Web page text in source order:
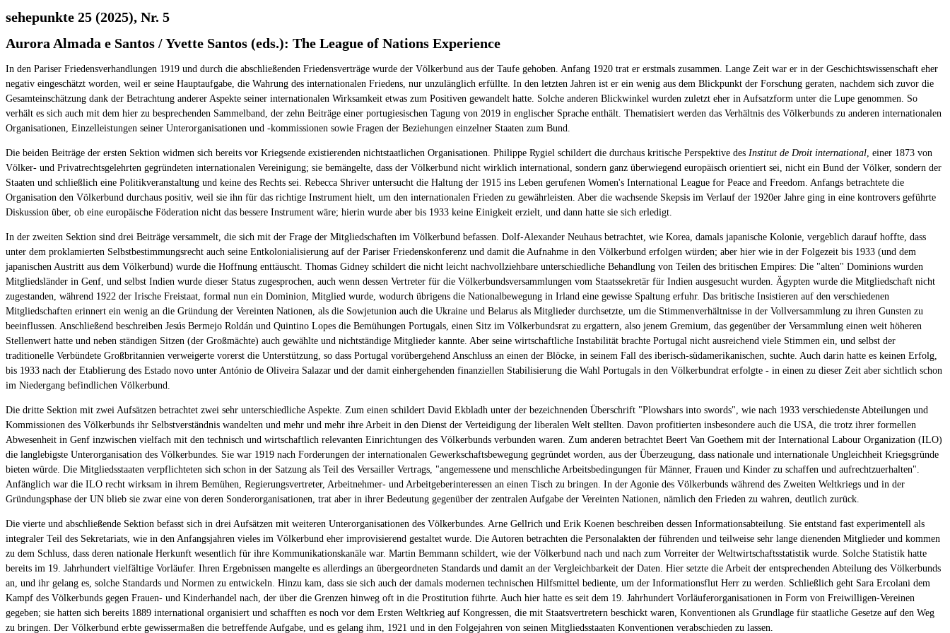
sehepunkte 25 (2025), Nr. 5
Aurora Almada e Santos / Yvette Santos (eds.): The League of Nations Experience
In den Pariser Friedensverhandlungen 1919 und durch die abschließenden Friedensverträge wurde der Völkerbund aus der Taufe gehoben. Anfang 1920 trat er erstmals zusammen. Lange Zeit war er in der Geschichtswissenschaft eher
negativ eingeschätzt worden, weil er seine Hauptaufgabe, die Wahrung des internationalen Friedens, nur unzulänglich erfüllte. In den letzten Jahren ist er ein wenig aus dem Blickpunkt der Forschung geraten, nachdem sich zuvor die
Gesamteinschätzung dank der Betrachtung anderer Aspekte seiner internationalen Wirksamkeit etwas zum Positiven gewandelt hatte. Solche anderen Blickwinkel wurden zuletzt eher in Aufsatzform unter die Lupe genommen. So
verhält es sich auch mit dem hier zu besprechenden Sammelband, der zehn Beiträge einer portugiesischen Tagung von 2019 in englischer Sprache enthält. Thematisiert werden das Verhältnis des Völkerbunds zu anderen internationalen
Organisationen, Einzelleistungen seiner Unterorganisationen und -kommissionen sowie Fragen der Beziehungen einzelner Staaten zum Bund.
Die beiden Beiträge der ersten Sektion widmen sich bereits vor Kriegsende existierenden nichtstaatlichen Organisationen. Philippe Rygiel schildert die durchaus kritische Perspektive des Institut de Droit international , einer 1873 von
Völker- und Privatrechtsgelehrten gegründeten internationalen Vereinigung; sie bemängelte, dass der Völkerbund nicht wirklich international, sondern ganz überwiegend europäisch orientiert sei, nicht ein Bund der Völker, sondern der
Staaten und schließlich eine Politikveranstaltung und keine des Rechts sei. Rebecca Shriver untersucht die Haltung der 1915 ins Leben gerufenen Women's International League for Peace and Freedom. Anfangs betrachtete die
Organisation den Völkerbund durchaus positiv, weil sie ihn für das richtige Instrument hielt, um den internationalen Frieden zu gewährleisten. Aber die wachsende Skepsis im Verlauf der 1920er Jahre ging in eine kontrovers geführte
Diskussion über, ob eine europäische Föderation nicht das bessere Instrument wäre; hierin wurde aber bis 1933 keine Einigkeit erzielt, und dann hatte sie sich erledigt.
In der zweiten Sektion sind drei Beiträge versammelt, die sich mit der Frage der Mitgliedschaften im Völkerbund befassen. Dolf-Alexander Neuhaus betrachtet, wie Korea, damals japanische Kolonie, vergeblich darauf hoffte, dass
unter dem proklamierten Selbstbestimmungsrecht auch seine Entkolonialisierung auf der Pariser Friedenskonferenz und damit die Aufnahme in den Völkerbund erfolgen würden; aber hier wie in der Folgezeit bis 1933 (und dem
japanischen Austritt aus dem Völkerbund) wurde die Hoffnung enttäuscht. Thomas Gidney schildert die nicht leicht nachvollziehbare unterschiedliche Behandlung von Teilen des britischen Empires: Die "alten" Dominions wurden
Mitgliedsländer in Genf, und selbst Indien wurde dieser Status zugesprochen, auch wenn dessen Vertreter für die Völkerbundsversammlungen vom Staatssekretär für Indien ausgesucht wurden. Ägypten wurde die Mitgliedschaft nicht
zugestanden, während 1922 der Irische Freistaat, formal nun ein Dominion, Mitglied wurde, wodurch übrigens die Nationalbewegung in Irland eine gewisse Spaltung erfuhr. Das britische Insistieren auf den verschiedenen
Mitgliedschaften erinnert ein wenig an die Gründung der Vereinten Nationen, als die Sowjetunion auch die Ukraine und Belarus als Mitglieder durchsetzte, um die Stimmenverhältnisse in der Vollversammlung zu ihren Gunsten zu
beeinflussen. Anschließend beschreiben Jesús Bermejo Roldán und Quintino Lopes die Bemühungen Portugals, einen Sitz im Völkerbundsrat zu ergattern, also jenem Gremium, das gegenüber der Versammlung einen weit höheren
Stellenwert hatte und neben ständigen Sitzen (der Großmächte) auch gewählte und nichtständige Mitglieder kannte. Aber seine wirtschaftliche Instabilität brachte Portugal nicht ausreichend viele Stimmen ein, und selbst der
traditionelle Verbündete Großbritannien verweigerte vorerst die Unterstützung, so dass Portugal vorübergehend Anschluss an einen der Blöcke, in seinem Fall des iberisch-südamerikanischen, suchte. Auch darin hatte es keinen Erfolg,
bis 1933 nach der Etablierung des Estado novo unter António de Oliveira Salazar und der damit einhergehenden finanziellen Stabilisierung die Wahl Portugals in den Völkerbundrat erfolgte - in einen zu dieser Zeit aber sichtlich schon
im Niedergang befindlichen Völkerbund.
Die dritte Sektion mit zwei Aufsätzen betrachtet zwei sehr unterschiedliche Aspekte. Zum einen schildert David Ekbladh unter der bezeichnenden Überschrift "Plowshars into swords", wie nach 1933 verschiedenste Abteilungen und
Kommissionen des Völkerbunds ihr Selbstverständnis wandelten und mehr und mehr ihre Arbeit in den Dienst der Verteidigung der liberalen Welt stellten. Davon profitierten insbesondere auch die USA, die trotz ihrer formellen
Abwesenheit in Genf inzwischen vielfach mit den technisch und wirtschaftlich relevanten Einrichtungen des Völkerbunds verbunden waren. Zum anderen betrachtet Beert Van Goethem mit der International Labour Organization (ILO)
die langlebigste Unterorganisation des Völkerbundes. Sie war 1919 nach Forderungen der internationalen Gewerkschaftsbewegung gegründet worden, aus der Überzeugung, dass nationale und internationale Ungleichheit Kriegsgründe
bieten würde. Die Mitgliedsstaaten verpflichteten sich schon in der Satzung als Teil des Versailler Vertrags, "angemessene und menschliche Arbeitsbedingungen für Männer, Frauen und Kinder zu schaffen und aufrechtzuerhalten".
Anfänglich war die ILO recht wirksam in ihrem Bemühen, Regierungsvertreter, Arbeitnehmer- und Arbeitgeberinteressen an einen Tisch zu bringen. In der Agonie des Völkerbunds während des Zweiten Weltkriegs und in der
Gründungsphase der UN blieb sie zwar eine von deren Sonderorganisationen, trat aber in ihrer Bedeutung gegenüber der zentralen Aufgabe der Vereinten Nationen, nämlich den Frieden zu wahren, deutlich zurück.
Die vierte und abschließende Sektion befasst sich in drei Aufsätzen mit weiteren Unterorganisationen des Völkerbundes. Arne Gellrich und Erik Koenen beschreiben dessen Informationsabteilung. Sie entstand fast experimentell als
integraler Teil des Sekretariats, wie in den Anfangsjahren vieles im Völkerbund eher improvisierend gestaltet wurde. Die Autoren betrachten die Personalakten der führenden und teilweise sehr lange dienenden Mitglieder und kommen
zu dem Schluss, dass deren nationale Herkunft wesentlich für ihre Kommunikationskanäle war. Martin Bemmann schildert, wie der Völkerbund nach und nach zum Vorreiter der Weltwirtschaftsstatistik wurde. Solche Statistik hatte
bereits im 19. Jahrhundert vielfältige Vorläufer. Ihren Ergebnissen mangelte es allerdings an übergeordneten Standards und damit an der Vergleichbarkeit der Daten. Hier setzte die Arbeit der entsprechenden Abteilung des Völkerbunds
an, und ihr gelang es, solche Standards und Normen zu entwickeln. Hinzu kam, dass sie sich auch der damals modernen technischen Hilfsmittel bediente, um der Informationsflut Herr zu werden. Schließlich geht Sara Ercolani dem
Kampf des Völkerbunds gegen Frauen- und Kinderhandel nach, der über die Grenzen hinweg oft in die Prostitution führte. Auch hier hatte es seit dem 19. Jahrhundert Vorläuferorganisationen in Form von Freiwilligen-Vereinen
gegeben; sie hatten sich bereits 1889 international organisiert und schafften es noch vor dem Ersten Weltkrieg auf Kongressen, die mit Staatsvertretern beschickt waren, Konventionen als Grundlage für staatliche Gesetze auf den Weg
zu bringen. Der Völkerbund erbte gewissermaßen die betreffende Aufgabe, und es gelang ihm, 1921 und in den Folgejahren von seinen Mitgliedsstaaten Konventionen verabschieden zu lassen.